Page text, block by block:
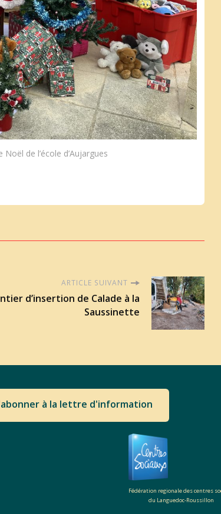
de l’école d’Aujargues
ARTICLE SUIVANT
d’insertion de Calade à la
Saussinette
à la lettre d'information
Fédération regionale des centres
du Languedoc-Roussillon